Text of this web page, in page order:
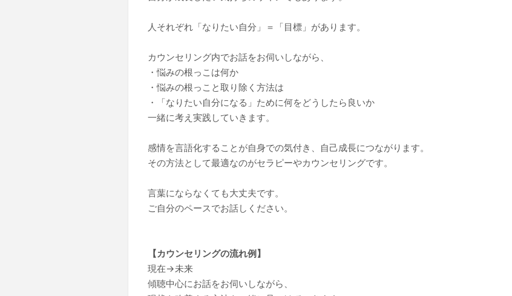
人それぞれ「なりたい自分」＝「目標」があります。
カウンセリング内でお話をお伺いしながら、
・悩みの根っこは何か
・悩みの根っこと取り除く方法は
・「なりたい自分になる」ために何をどうしたら良いか
一緒に考え実践していきます。
感情を言語化することが自身での気付き、自己成長につながります。
その方法として最適なのがセラピーやカウンセリングです。
言葉にならなくても大丈夫です。
ご自分のペースでお話しください。
【カウンセリングの流れ例】
現在→未来
傾聴中心にお話をお伺いしながら、